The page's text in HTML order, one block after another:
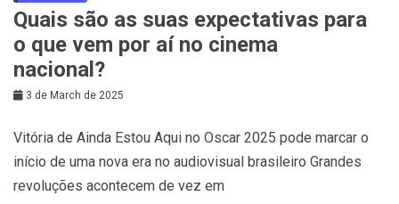
Quais são as suas expectativas para
o que vem por aí no cinema
nacional?
3 de March de 2025
Vitória de Ainda Estou Aqui no Oscar 2025 pode marcar o
início de uma nova era no audiovisual brasileiro Grandes
revoluções acontecem de vez em